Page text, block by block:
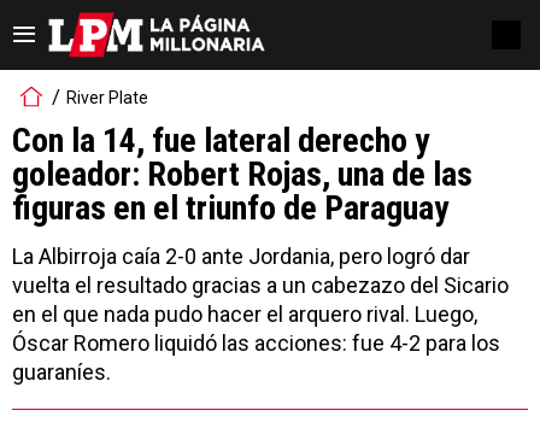
River Plate
Con la 14, fue lateral derecho y
goleador: Robert Rojas, una de las
figuras en el triunfo de Paraguay
La Albirroja caía 2-0 ante Jordania, pero logró dar
vuelta el resultado gracias a un cabezazo del Sicario
en el que nada pudo hacer el arquero rival. Luego,
Óscar Romero liquidó las acciones: fue 4-2 para los
guaraníes.